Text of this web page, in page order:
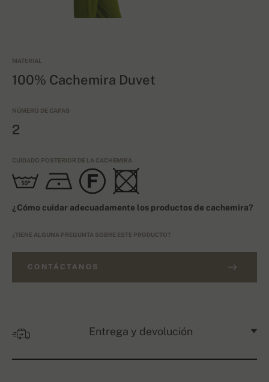
MATERIAL
100% Cachemira Duvet
NÚMERO DE CAPAS
2
CUIDADO POSTERIOR DE LA CACHEMIRA
¿Cómo cuidar adecuadamente los productos de cachemira?
¿TIENE ALGUNA PREGUNTA SOBRE ESTE PRODUCTO?
CONTÁCTANOS
Entrega y devolución